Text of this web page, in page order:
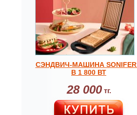
СЭНДВИЧ-МАШИНА SONIFER
В 1 800 ВТ
28 000тг.